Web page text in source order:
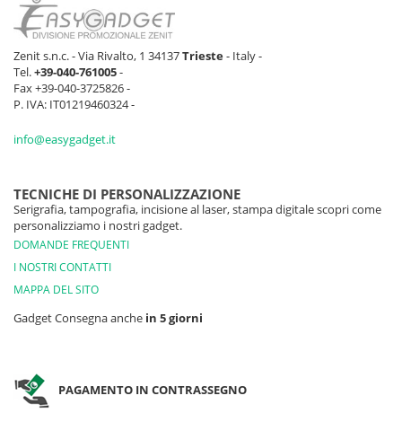
Zenit s.n.c. - Via Rivalto, 1 34137Trieste- Italy -
Tel.+39-040-761005-
Fax +39-040-3725826 -
P. IVA: IT01219460324 -
info@easygadget.it
TECNICHE DI PERSONALIZZAZIONE
Serigrafia, tampografia, incisione al laser, stampa digitale scopri come
personalizziamo i nostri gadget.
DOMANDE FREQUENTI
I NOSTRI CONTATTI
MAPPA DEL SITO
Gadget Consegna anche in 5 giorni
PAGAMENTO IN CONTRASSEGNO